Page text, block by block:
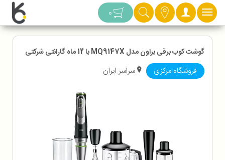
دسته بندی 0
گوشت کوب برقی براون مدل MQ9147X با 12 ماه گارانتی شرکتی
فروشگاه مرکزی سراسر ایران